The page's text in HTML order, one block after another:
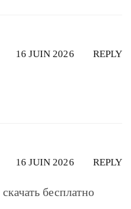
REPLY
16 JUIN 2026
REPLY
16 JUIN 2026
бесплатно